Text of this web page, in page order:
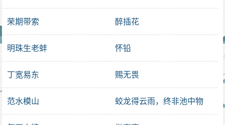
荣期带索 醉插花
明珠生老蚌 怀铅
丁宽易东 赐无畏
范水模山 蛟龙得云雨，终非池中物